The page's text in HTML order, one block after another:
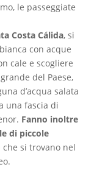
le passeggiate
Costa Cálida, si
con acque
cale e scogliere
del Paese,
d’acqua salata
una fascia di
Fanno inoltre
di piccole
che si trovano nel